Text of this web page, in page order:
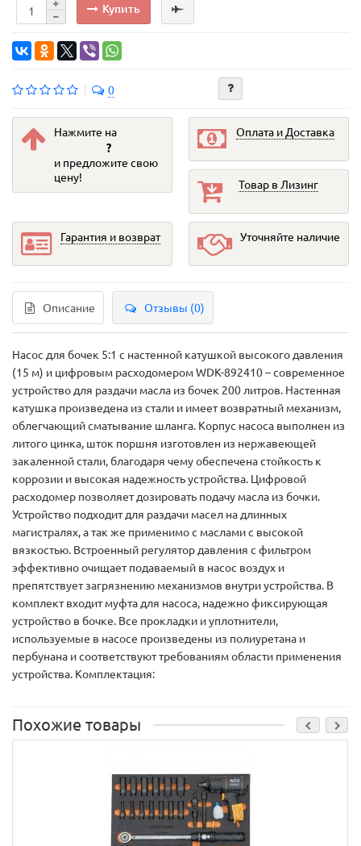
Купить
0
Нажмите на
?
и предложите свою
цену!
Оплата и Доставка
Товар в Лизинг
Гарантия и возврат Уточняйте наличие
Описание Отзывы (0)
Насос для бочек 5:1 с настенной катушкой высокого давления
(15 м) и цифровым расходомером WDK-892410 – современное
устройство для раздачи масла из бочек 200 литров. Настенная
катушка произведена из стали и имеет возвратный механизм,
облегчающий сматывание шланга. Корпус насоса выполнен из
литого цинка, шток поршня изготовлен из нержавеющей
закаленной стали, благодаря чему обеспечена стойкость к
коррозии и высокая надежность устройства. Цифровой
расходомер позволяет дозировать подачу масла из бочки.
Устройство подходит для раздачи масел на длинных
магистралях, а так же применимо с маслами с высокой
вязкостью. Встроенный регулятор давления с фильтром
эффективно очищает подаваемый в насос воздух и
препятствует загрязнению механизмов внутри устройства. В
комплект входит муфта для насоса, надежно фиксирующая
устройство в бочке. Все прокладки и уплотнители,
используемые в насосе произведены из полиуретана и
пербунана и соответствуют требованиям области применения
устройства. Комплектация:
Похожие товары